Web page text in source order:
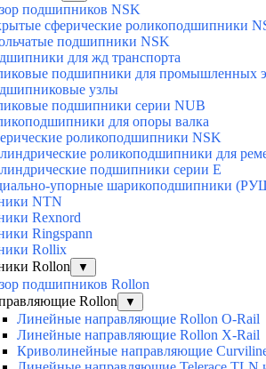
подшипников NSK
сферические роликоподшипники
подшипники NSK
для жд транспорта
подшипники для промышленных
узлы
подшипники серии NUB
для опоры валка
роликоподшипники NSK
роликоподшипники для
подшипники серии E
упорные шарикоподшипники
NTN
Rexnord
Ringspann
Rollix
Rollon
▼
подшипников Rollon
Rollon
▼
Линейные направляющие Rollon O-Rail
Линейные направляющие Rollon X-Rail
Криволинейные направляющие